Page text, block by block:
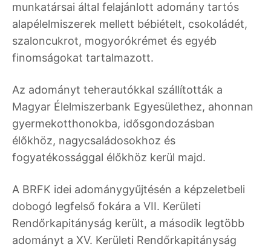
munkatársai által felajánlott adomány tartós
alapélelmiszerek mellett bébiételt, csokoládét,
szaloncukrot, mogyorókrémet és egyéb
finomságokat tartalmazott.
Az adományt teherautókkal szállították a
Magyar Élelmiszerbank Egyesülethez, ahonnan
gyermekotthonokba, idősgondozásban
élőkhöz, nagycsaládosokhoz és
fogyatékossággal élőkhöz kerül majd.
A BRFK idei adománygyűjtésén a képzeletbeli
dobogó legfelső fokára a VII. Kerületi
Rendőrkapitányság került, a második legtöbb
adományt a XV. Kerületi Rendőrkapitányság